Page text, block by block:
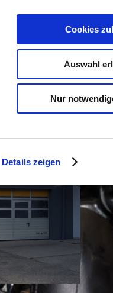
Details zeigen
Cookies
Auswahl
Nur